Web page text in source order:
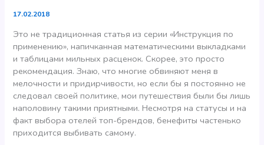
17.02.2018
Это не традиционная статья из серии «Инструкция по
применению», напичканная математическими выкладками
и таблицами мильных расценок. Скорее, это просто
рекомендация. Знаю, что многие обвиняют меня в
мелочности и придирчивости, но если бы я постоянно не
следовал своей политике, мои путешествия были бы лишь
наполовину такими приятными. Несмотря на статусы и на
факт выбора отелей топ-брендов, бенефиты частенько
приходится выбивать самому.